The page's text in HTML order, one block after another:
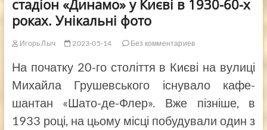
стадіон «Динамо» у Києві в 1930-60-х
роках. Унікальні фото
Игорь Лыч 2023-05-14 Без комментариев
На початку 20-го століття в Києві на вулиці
Михайла Грушевського існувало кафе-
шантан «Шато-де-Флер». Вже пізніше, в
1933 році, на цьому місці побудували один з